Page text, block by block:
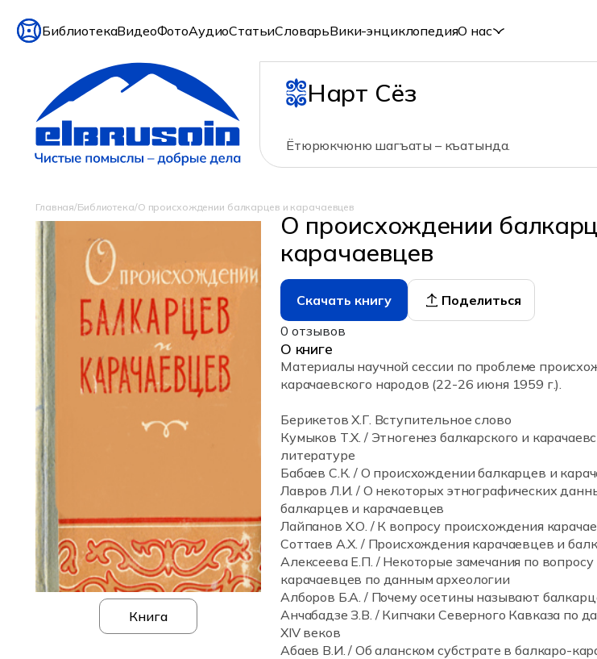
БиблиотекаВидеоФотоАудиоСтатьиСловарьВики-энциклопедияО нас
Нарт Сёз
Ётюрюкчюню шагъаты – къатында.
Главная/Библиотека/О происхождении балкарцев и карачаевцев
Книга
О происхождении
карачаевцев
Скачать книгу
Поделиться
0 отзывов
О книге
Материалы научной сессии по проблеме
карачаевского народов (22-26 июня 1959 г.).
Берикетов Х.Г. Вступительное слово
Кумыков Т.Х. / Этногенез балкарского и
литературе
Бабаев С.К. / О происхождении балкарцев и
Лавров Л.И. / О некоторых этнографических
балкарцев и карачаевцев
Лайпанов Х.О. / К вопросу происхождения
Соттаев А.Х. / Происхождения карачаевцев и
Алексеева Е.П. / Некоторые замечания по
карачаевцев по данным археологии
Алборов Б.А. / Почему осетины называют
Анчабадзе З.В. / Кипчаки Северного Кавказа по
XIV веков
Абаев В.И. / Об аланском субстрате в балкаро-